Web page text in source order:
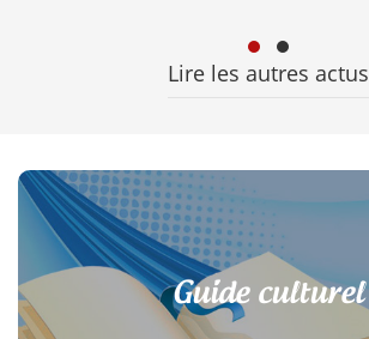
Lire les autres actus
Guide culturel